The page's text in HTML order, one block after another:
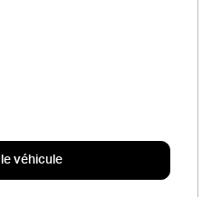
véhicule